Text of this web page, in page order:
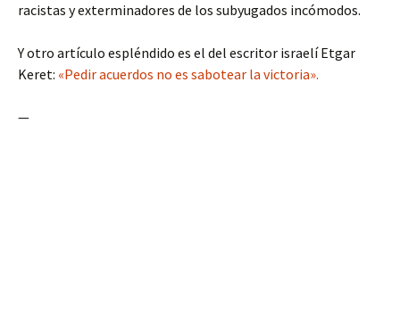
racistas y exterminadores de los subyugados incómodos.
Y otro artículo espléndido es el del escritor israelí Etgar
Keret: «Pedir acuerdos no es sabotear la victoria».
—